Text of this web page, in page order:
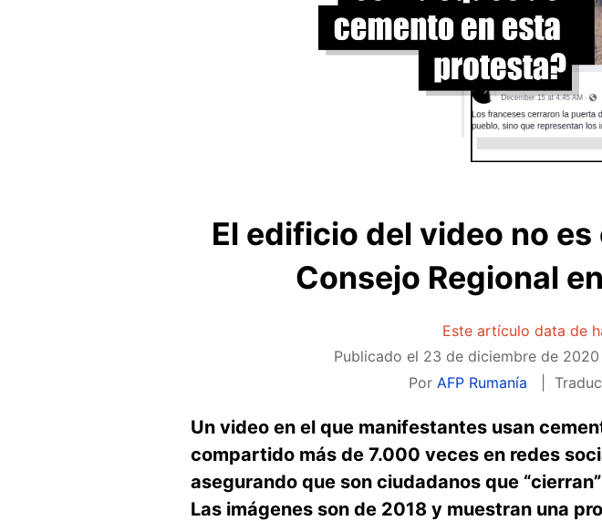
El edificio del video no
Consejo Regional
Este artículo data de
Publicado el 23 de diciembre de 2020
Por AFP Rumanía
Un video en el que manifestantes usan
compartido más de 7.000 veces en redes
asegurando que son ciudadanos que
Las imágenes son de 2018 y muestran una